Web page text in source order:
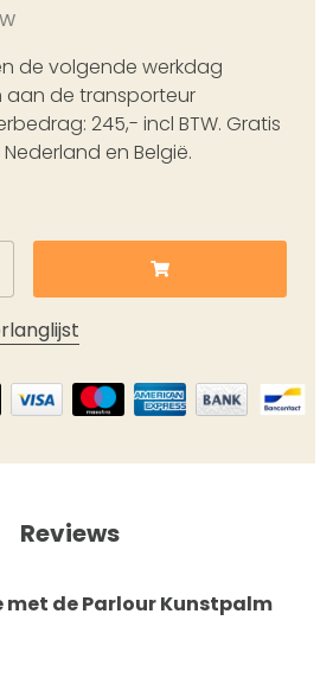
de volgende werkdag
de transporteur
245,- incl BTW. Gratis
en België.
Reviews
met de Parlour Kunstpalm